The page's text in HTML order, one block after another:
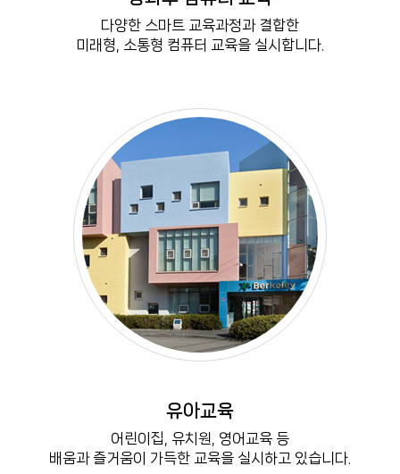
다양한 스마트 교육과정과 결합한
미래형, 소통형 컴퓨터 교육을 실시합니다.
MORE VIEW
유아교육
어린이집, 유치원, 영어교육 등
배움과 즐거움이 가득한 교육을 실시하고 있습니다.